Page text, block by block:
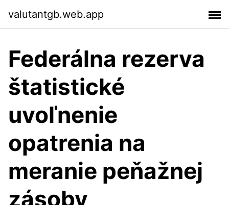
valutantgb.web.app
Federálna rezerva
štatistické
uvoľnenie
opatrenia na
meranie peňažnej
zásoby